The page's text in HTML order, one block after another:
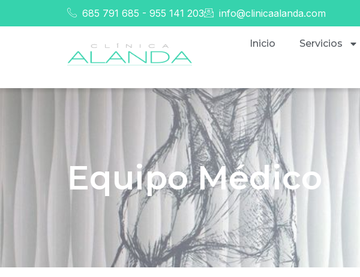
685 791 685 - 955 141 203 info@clinicaalanda.com
Inicio Servicios
Equipo Médico